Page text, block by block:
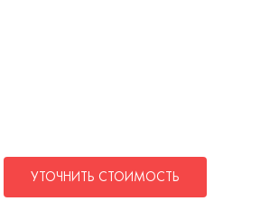
УТОЧНИТЬ СТОИМОСТЬ